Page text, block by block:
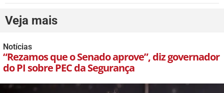
Veja mais
Notícias
“Rezamos que o Senado aprove”, diz governador
do PI sobre PEC da Segurança